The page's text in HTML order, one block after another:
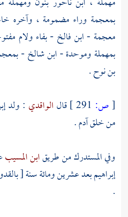
بمعجمة وراء مضمومة ، وآخره
معجمة -ابن فالخ - بفاء ولام
بمهملة وموحدة -ابن شالخ-
بن نوح.
[ص: قال الواقدي : ولد
من خلقآدم.
وفي المستدرك من طريقابن المسيب
إبراهيمبعد عشرين ومائة سنة [
.